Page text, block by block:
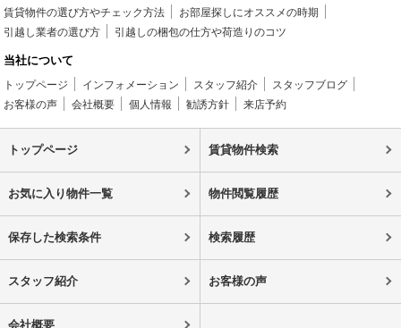
賃貸物件の選び方やチェック方法
お部屋探しにオススメの時期
引越し業者の選び方
引越しの梱包の仕方や荷造りのコツ
当社について
トップページ インフォメーション スタッフ紹介
スタッフブログ
お客様の声
会社概要 個人情報 勧誘方針 来店予約
トップページ 賃貸物件検索
お気に入り物件一覧 物件閲覧履歴
保存した検索条件 検索履歴
スタッフ紹介 お客様の声
会社概要